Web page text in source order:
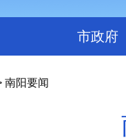
市政府
南阳要闻